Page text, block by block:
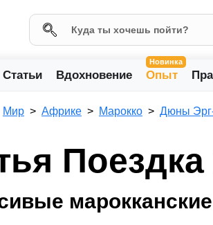
Статьи Вдохновение
Новинка
Опыт
Мир Африке Марокко Дюны